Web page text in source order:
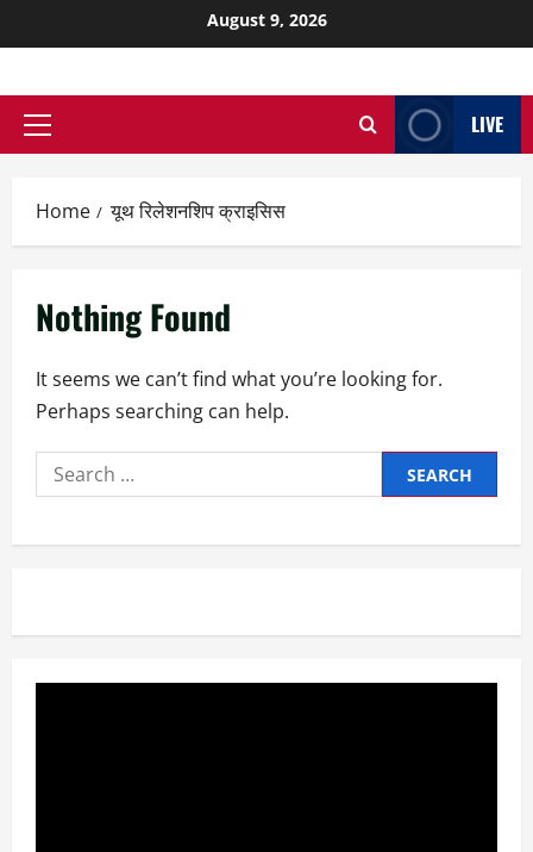
August 9, 2026
LIVE
Home यूथ रिलेशनशिप क्राइसिस
Nothing Found
It seems we can’t find what you’re looking for.
Perhaps searching can help.